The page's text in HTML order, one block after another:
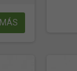
MÁS